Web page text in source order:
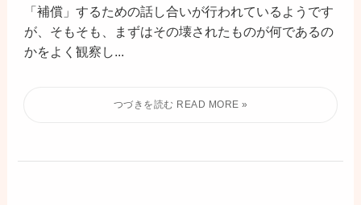
「補償」するための話し合いが行われているようです
が、そもそも、まずはその壊されたものが何であるの
かをよく観察し...